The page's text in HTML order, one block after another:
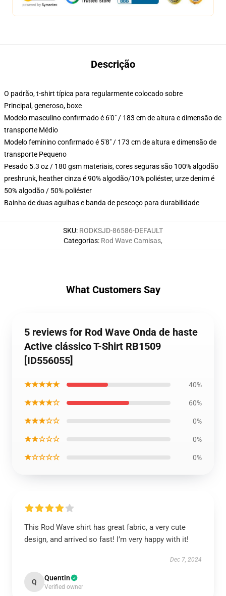
Descrição
O padrão, t-shirt típica para regularmente colocado sobre
Principal, generoso, boxe
Modelo masculino confirmado é 6'0" / 183 cm de altura e dimensão de
transporte Médio
Modelo feminino confirmado é 5'8" / 173 cm de altura e dimensão de
transporte Pequeno
Pesado 5.3 oz / 180 gsm materiais, cores seguras são 100% algodão
preshrunk, heather cinza é 90% algodão/10% poliéster, urze denim é
50% algodão / 50% poliéster
Bainha de duas agulhas e banda de pescoço para durabilidade
SKU: RODKSJD-86586-DEFAULT
Categorias: Rod Wave Camisas,
What Customers Say
5 reviews for Rod Wave Onda de haste
Active clássico T-Shirt RB1509
[ID556055]
★★★★★ 40%
★★★★☆ 60%
★★★☆☆ 0%
★★☆☆☆ 0%
★☆☆☆☆ 0%
This Rod Wave shirt has great fabric, a very cute
design, and arrived so fast! I’m very happy with it!
Dec 7, 2024
Q Quentin
Verified owner